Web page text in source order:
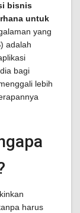
bisnis
untuk
yang
adalah
bagi
lebih
harus